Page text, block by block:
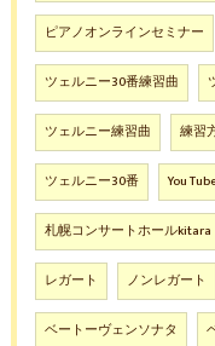
ピアノオンラインセミナー
ツェルニー30番練習曲
ツェルニー練習曲 練習
ツェルニー30番 You
札幌コンサートホールkitara
レガート ノンレガート
ベートーヴェンソナタ